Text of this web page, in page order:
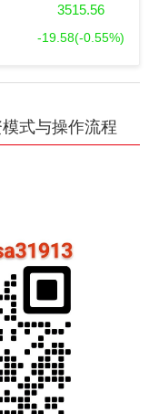
3515.56
-19.58(-0.55%)
式与操作流程